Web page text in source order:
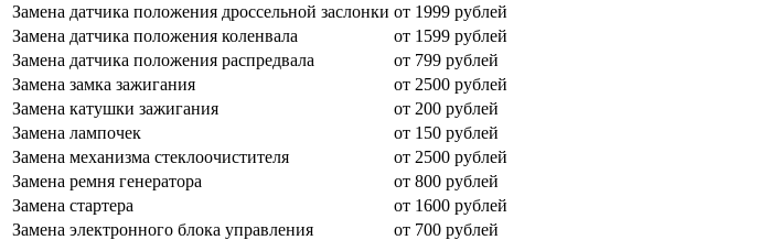
Замена датчика положения дроссельной заслонки от 1999 рублей
Замена датчика положения коленвала
от 1599 рублей
Замена датчика положения распредвала
от 799 рублей
Замена замка зажигания
от 2500 рублей
Замена катушки зажигания
от 200 рублей
Замена лампочек
от 150 рублей
Замена механизма стеклоочистителя
от 2500 рублей
Замена ремня генератора
от 800 рублей
Замена стартера
от 1600 рублей
Замена электронного блока управления
от 700 рублей